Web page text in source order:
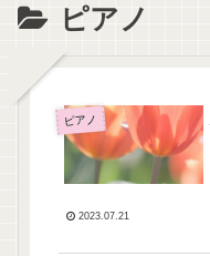
ピアノ
ピアノ
2023.07.21